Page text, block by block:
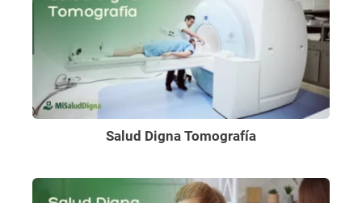
Salud Digna Tomografía